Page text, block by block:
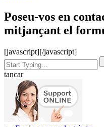
Poseu-vos en
mitjançant el
[javascript][/javascript]
tancar